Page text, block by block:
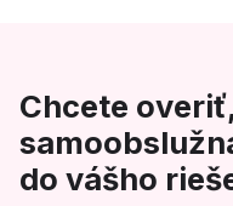
Chcete
do vášho